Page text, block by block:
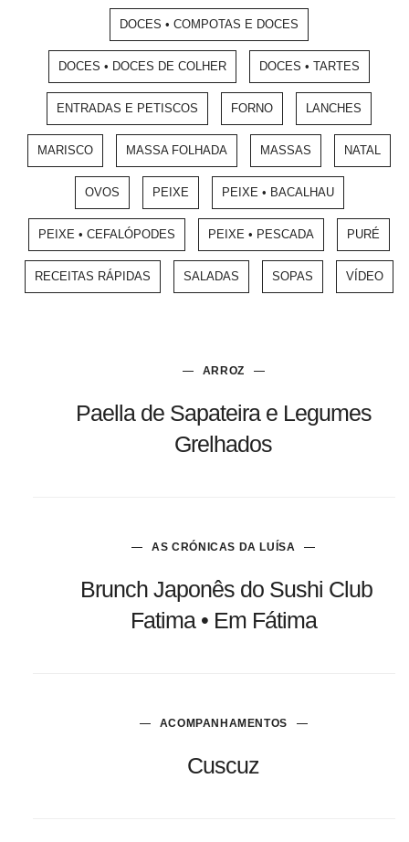
DOCES • COMPOTAS E DOCES
DOCES • DOCES DE COLHER DOCES • TARTES
ENTRADAS E PETISCOS FORNO LANCHES
MARISCO MASSA FOLHADA MASSAS NATAL
OVOS PEIXE PEIXE • BACALHAU
PEIXE • CEFALÓPODES PEIXE • PESCADA PURÉ
RECEITAS RÁPIDAS SALADAS SOPAS VÍDEO
ARROZ
Paella de Sapateira e Legumes
Grelhados
AS CRÓNICAS DA LUÍSA
Brunch Japonês do Sushi Club
Fatima • Em Fátima
ACOMPANHAMENTOS
Cuscuz